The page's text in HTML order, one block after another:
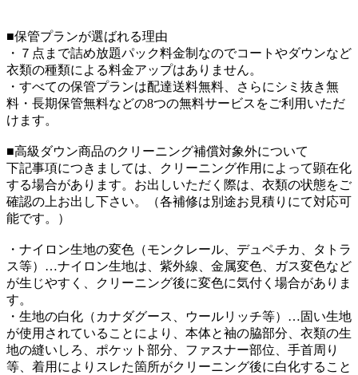
■保管プランが選ばれる理由
・７点まで詰め放題パック料金制なのでコートやダウンなど
衣類の種類による料金アップはありません。
・すべての保管プランは配達送料無料、さらにシミ抜き無
料・長期保管無料などの8つの無料サービスをご利用いただ
けます。
■高級ダウン商品のクリーニング補償対象外について
下記事項につきましては、クリーニング作用によって顕在化
する場合があります。お出しいただく際は、衣類の状態をご
確認の上お出し下さい。（各補修は別途お見積りにて対応可
能です。）
・ナイロン生地の変色（モンクレール、デュペチカ、タトラ
ス等）…ナイロン生地は、紫外線、金属変色、ガス変色など
が生じやすく、クリーニング後に変色に気付く場合がありま
す。
・生地の白化（カナダグース、ウールリッチ等）…固い生地
が使用されていることにより、本体と袖の脇部分、衣類の生
地の縫いしろ、ポケット部分、ファスナー部位、手首周り
等、着用によりスレた箇所がクリーニング後に白化すること